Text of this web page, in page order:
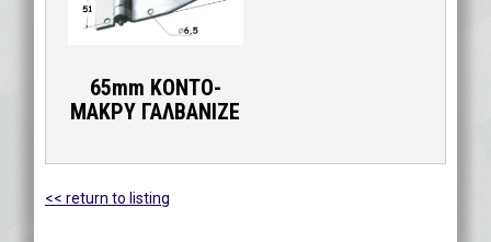
65mm ΚΟΝΤΟ-
ΜΑΚΡΥ ΓΑΛΒΑΝΙΖΕ
<< return to listing